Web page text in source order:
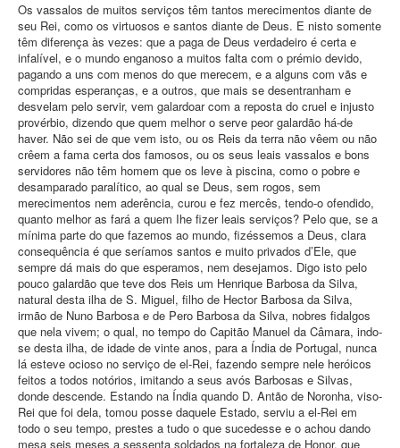
Os vassalos de muitos serviços têm tantos merecimentos diante de
seu Rei, como os virtuosos e santos diante de Deus. E nisto somente
têm diferença às vezes: que a paga de Deus verdadeiro é certa e
infalível, e o mundo enganoso a muitos falta com o prémio devido,
pagando a uns com menos do que merecem, e a alguns com vãs e
compridas esperanças, e a outros, que mais se desentranham e
desvelam pelo servir, vem galardoar com a reposta do cruel e injusto
provérbio, dizendo que quem melhor o serve peor galardão há-de
haver. Não sei de que vem isto, ou os Reis da terra não vêem ou não
crêem a fama certa dos famosos, ou os seus leais vassalos e bons
servidores não têm homem que os leve à piscina, como o pobre e
desamparado paralítico, ao qual se Deus, sem rogos, sem
merecimentos nem aderência, curou e fez mercês, tendo-o ofendido,
quanto melhor as fará a quem Ihe fizer leais serviços? Pelo que, se a
mínima parte do que fazemos ao mundo, fizéssemos a Deus, clara
consequência é que seríamos santos e muito privados d’Ele, que
sempre dá mais do que esperamos, nem desejamos. Digo isto pelo
pouco galardão que teve dos Reis um Henrique Barbosa da Silva,
natural desta ilha de S. Miguel, filho de Hector Barbosa da Silva,
irmão de Nuno Barbosa e de Pero Barbosa da Silva, nobres fidalgos
que nela vivem; o qual, no tempo do Capitão Manuel da Câmara, indo-
se desta ilha, de idade de vinte anos, para a Índia de Portugal, nunca
lá esteve ocioso no serviço de el-Rei, fazendo sempre nele heróicos
feitos a todos notórios, imitando a seus avós Barbosas e Silvas,
donde descende. Estando na Índia quando D. Antão de Noronha, viso-
Rei que foi dela, tomou posse daquele Estado, serviu a el-Rei em
todo o seu tempo, prestes a tudo o que sucedesse e o achou dando
mesa seis meses a sessenta soldados na fortaleza de Honor, que